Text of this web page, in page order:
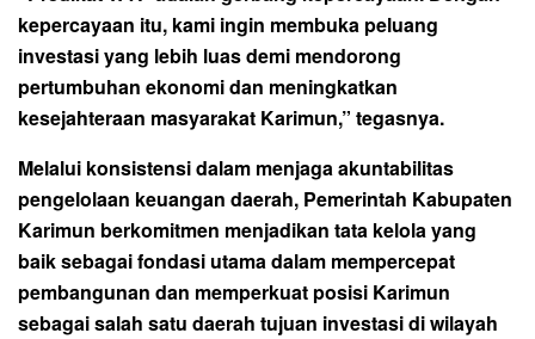
kepercayaan itu, kami ingin membuka peluang
investasi yang lebih luas demi mendorong
pertumbuhan ekonomi dan meningkatkan
kesejahteraan masyarakat Karimun,” tegasnya.
Melalui konsistensi dalam menjaga akuntabilitas
pengelolaan keuangan daerah, Pemerintah Kabupaten
Karimun berkomitmen menjadikan tata kelola yang
baik sebagai fondasi utama dalam mempercepat
pembangunan dan memperkuat posisi Karimun
sebagai salah satu daerah tujuan investasi di wilayah